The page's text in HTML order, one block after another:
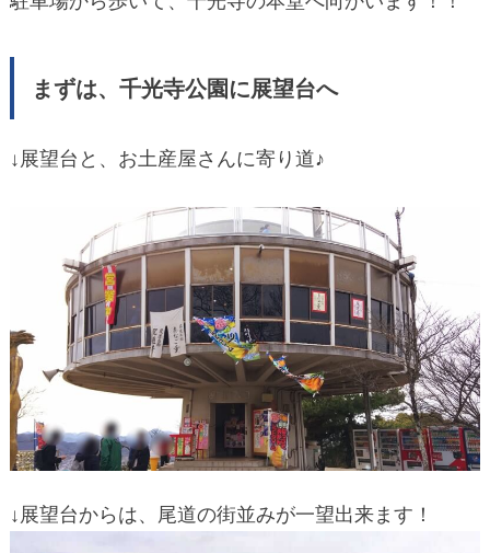
まずは、千光寺公園に展望台へ
↓展望台と、お土産屋さんに寄り道♪
↓展望台からは、尾道の街並みが一望出来ます！